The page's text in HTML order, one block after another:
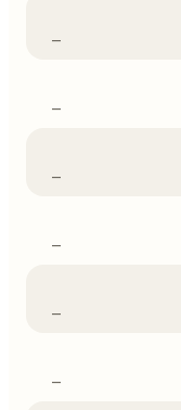
–
–
–
–
–
–